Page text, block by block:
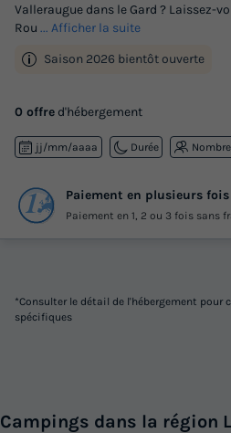
Valleraugue dans le Gard ? Laissez-
Rou ... Afficher la suite
Saison 2026 bientôt ouverte
0 offre d'hébergement
jj/mm/aaaa Durée
Paiement en plusieurs fois
Paiement en 1, 2 ou 3 fois sans
*Consulter le détail de l'hébergement
spécifiques
Campings dans la région